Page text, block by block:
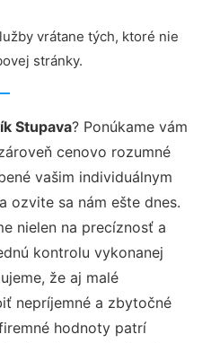
vrátane tých, ktoré nie
stránky.
Stupava? Ponúkame vám
cenovo rozumné
vašim individuálnym
ozvite sa nám ešte dnes.
nielen na precíznosť a
kontrolu vykonanej
že aj malé
nepríjemné a zbytočné
hodnoty patrí